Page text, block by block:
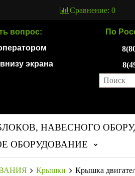
Сравнение: 0
вопрос:
экрана
По
НАВЕСНОГО
ОБОРУДОВАНИЕ
Крышки Крышка